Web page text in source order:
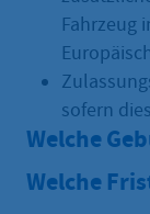
Fahrzeug
sofern
Welche
Welche